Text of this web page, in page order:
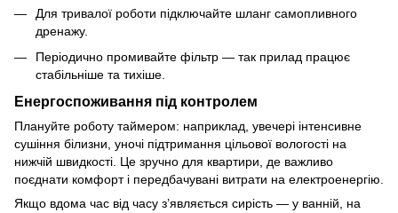
Для тривалої роботи підключайте шланг самопливного
дренажу.
Періодично промивайте фільтр — так прилад працює
стабільніше та тихіше.
Енергоспоживання під контролем
Плануйте роботу таймером: наприклад, увечері інтенсивне
сушіння білизни, уночі підтримання цільової вологості на
нижчій швидкості. Це зручно для квартири, де важливо
поєднати комфорт і передбачувані витрати на електроенергію.
Якщо вдома час від часу з’являється сирість — у ванній, на